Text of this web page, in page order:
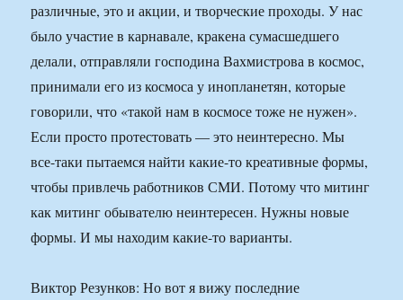
различные, это и акции, и творческие проходы. У нас
было участие в карнавале, кракена сумасшедшего
делали, отправляли господина Вахмистрова в космос,
принимали его из космоса у инопланетян, которые
говорили, что «такой нам в космосе тоже не нужен».
Если просто протестовать — это неинтересно. Мы
все-таки пытаемся найти какие-то креативные формы,
чтобы привлечь работников СМИ. Потому что митинг
как митинг обывателю неинтересен. Нужны новые
формы. И мы находим какие-то варианты.
Виктор Резунков: Но вот я вижу последние